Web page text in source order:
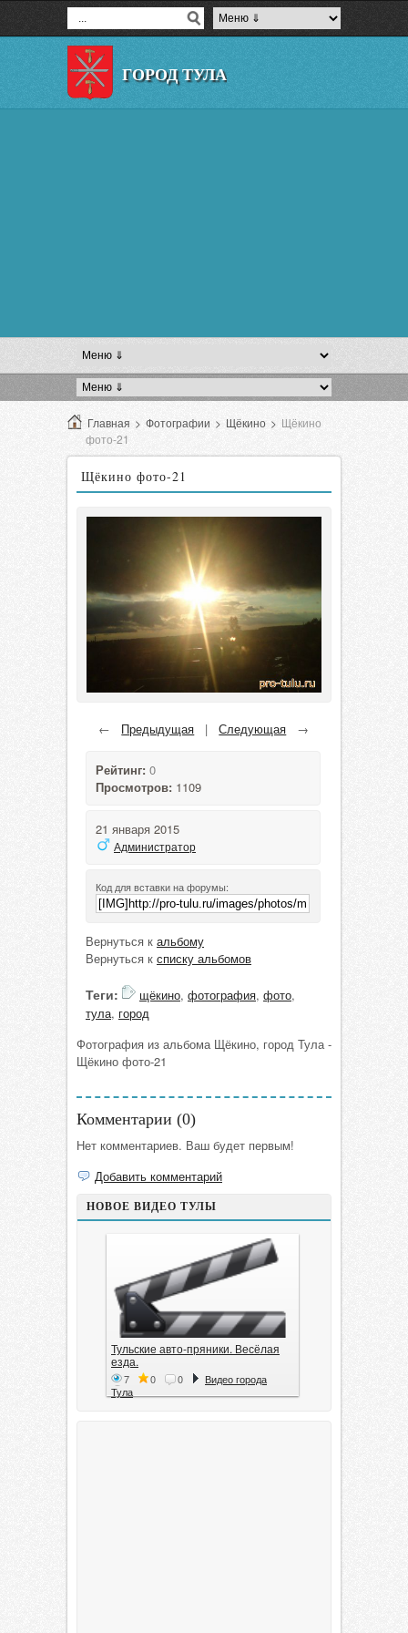
ГОРОД ТУЛА
Главная > Фотографии > Щёкино > Щёкино
фото-21
Щёкино фото-21
← Предыдущая |Следующая →
Рейтинг: 0
Просмотров: 1109
21 января 2015
Администратор
Код для вставки на форумы:
Вернуться к альбому
Вернуться к списку альбомов
Теги: щёкино, фотография, фото,
тула, город
Фотография из альбома Щёкино, город Тула -
Щёкино фото-21
Комментарии (0)
Нет комментариев. Ваш будет первым!
Добавить комментарий
НОВОЕ ВИДЕО ТУЛЫ
Тульские авто-пряники. Весёлая
езда.
7 0 0
Видео города
Тула